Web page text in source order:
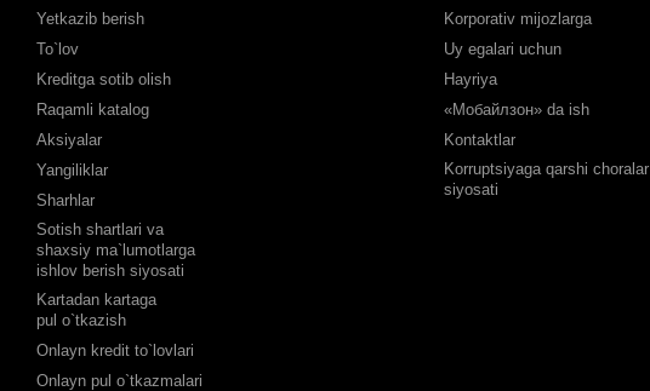
Yetkazib berish
To`lov
Kreditga sotib olish
Raqamli katalog
Aksiyalar
Yangiliklar
Sharhlar
Sotish shartlari va
shaxsiy ma`lumotlarga
ishlov berish siyosati
Kartadan kartaga
pul o`tkazish
Onlayn kredit to`lovlari
Onlayn pul o`tkazmalari
Korporativ mijozlarga
Uy egalari uchun
Hayriya
«Мобайлзон» da ish
Kontaktlar
Korruptsiyaga qarshi choralar
siyosati